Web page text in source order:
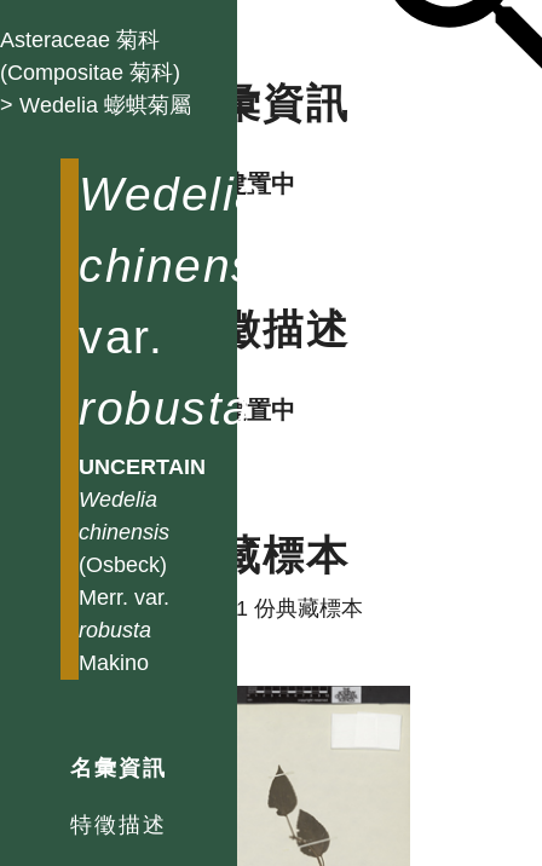
Asteraceae 菊科
(Compositae 菊科)
> Wedelia 蟛蜞菊屬
Wedelia
chinensis
var.
robusta
UNCERTAIN
Wedelia
chinensis
(Osbeck)
Merr. var.
robusta
Makino
名彙資訊
特徵描述
名彙資訊
資料建置中
特徵描述
資料建置中
典藏標本
共有 1 份典藏標本